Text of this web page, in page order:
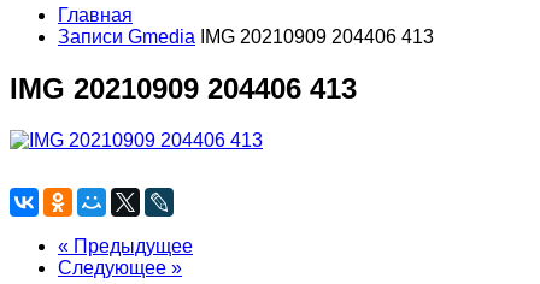
Главная
Записи Gmedia
IMG 20210909 204406 413
IMG 20210909 204406 413
« Предыдущее
Следующее »